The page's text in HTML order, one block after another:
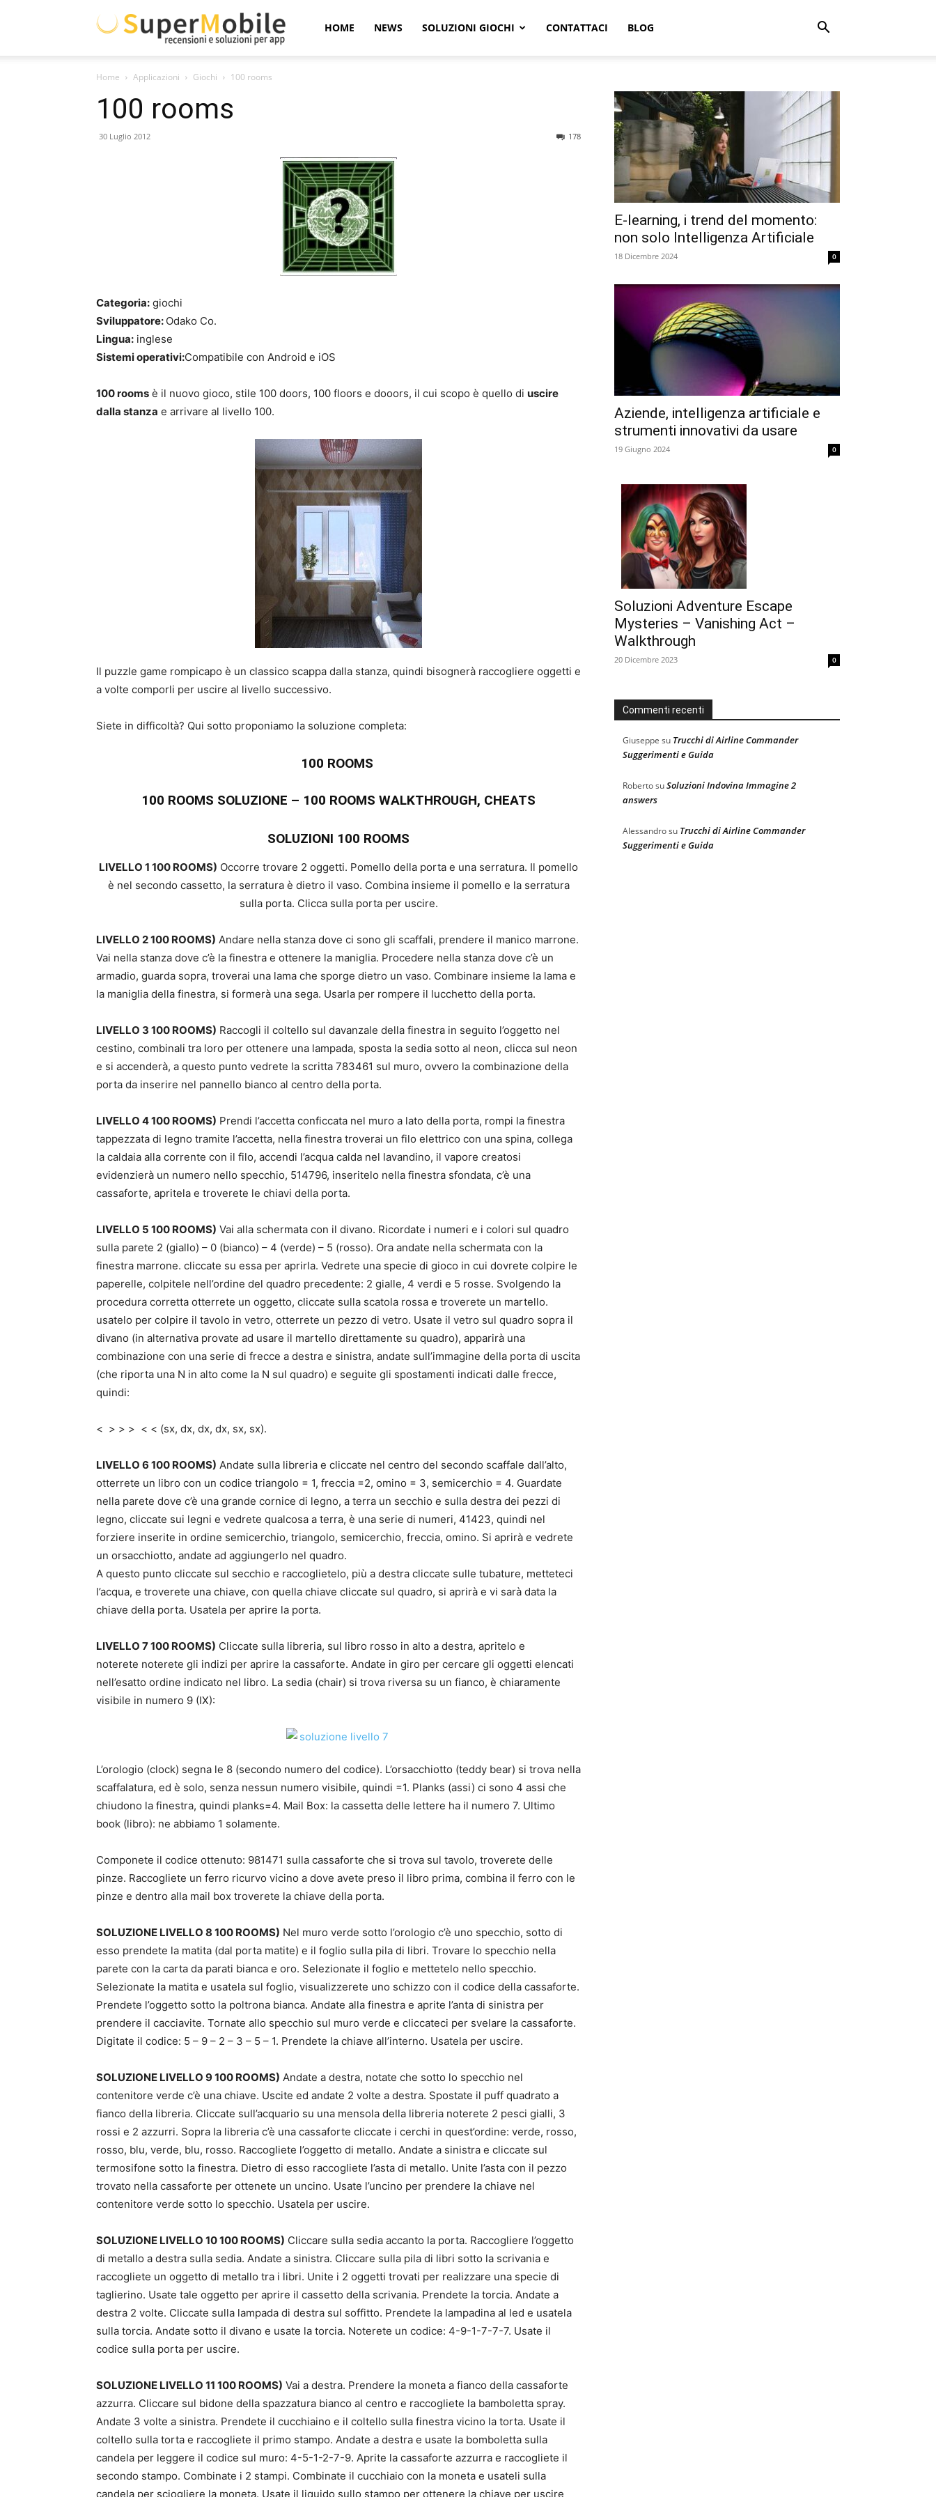
Super HOME NEWS SOLUZIONI GIOCHI CONTATTACI BLOG
Home Applicazioni Giochi 100 rooms
100 rooms
30 Luglio 2012 178
Categoria: giochi
Sviluppatore: Odako Co.
Lingua: inglese
Sistemi operativi:Compatibile con Android e iOS
100 rooms è il nuovo gioco, stile 100 doors, 100 floors e dooors, il cui scopo è quello di uscire
dalla stanza e arrivare al livello 100.
Il puzzle game rompicapo è un classico scappa dalla stanza, quindi bisognerà raccogliere oggetti e
a volte comporli per uscire al livello successivo.
Siete in difficoltà? Qui sotto proponiamo la soluzione completa:
100 ROOMS
100 ROOMS SOLUZIONE – 100 ROOMS WALKTHROUGH, CHEATS
SOLUZIONI 100 ROOMS
LIVELLO 1 100 ROOMS) Occorre trovare 2 oggetti. Pomello della porta e una serratura. Il pomello
è nel secondo cassetto, la serratura è dietro il vaso. Combina insieme il pomello e la serratura
sulla porta. Clicca sulla porta per uscire.
LIVELLO 2 100 ROOMS) Andare nella stanza dove ci sono gli scaffali, prendere il manico marrone.
Vai nella stanza dove c’è la finestra e ottenere la maniglia. Procedere nella stanza dove c’è un
armadio, guarda sopra, troverai una lama che sporge dietro un vaso. Combinare insieme la lama e
la maniglia della finestra, si formerà una sega. Usarla per rompere il lucchetto della porta.
LIVELLO 3 100 ROOMS) Raccogli il coltello sul davanzale della finestra in seguito l’oggetto nel
cestino, combinali tra loro per ottenere una lampada, sposta la sedia sotto al neon, clicca sul neon
e si accenderà, a questo punto vedrete la scritta 783461 sul muro, ovvero la combinazione della
porta da inserire nel pannello bianco al centro della porta.
LIVELLO 4 100 ROOMS) Prendi l’accetta conficcata nel muro a lato della porta, rompi la finestra
tappezzata di legno tramite l’accetta, nella finestra troverai un filo elettrico con una spina, collega
la caldaia alla corrente con il filo, accendi l’acqua calda nel lavandino, il vapore creatosi
evidenzierà un numero nello specchio, 514796, inseritelo nella finestra sfondata, c’è una
cassaforte, apritela e troverete le chiavi della porta.
LIVELLO 5 100 ROOMS) Vai alla schermata con il divano. Ricordate i numeri e i colori sul quadro
sulla parete 2 (giallo) – 0 (bianco) – 4 (verde) – 5 (rosso). Ora andate nella schermata con la
finestra marrone. cliccate su essa per aprirla. Vedrete una specie di gioco in cui dovrete colpire le
paperelle, colpitele nell’ordine del quadro precedente: 2 gialle, 4 verdi e 5 rosse. Svolgendo la
procedura corretta otterrete un oggetto, cliccate sulla scatola rossa e troverete un martello.
usatelo per colpire il tavolo in vetro, otterrete un pezzo di vetro. Usate il vetro sul quadro sopra il
divano (in alternativa provate ad usare il martello direttamente su quadro), apparirà una
combinazione con una serie di frecce a destra e sinistra, andate sull’immagine della porta di uscita
(che riporta una N in alto come la N sul quadro) e seguite gli spostamenti indicati dalle frecce,
quindi:
< > > > < < (sx, dx, dx, dx, sx, sx).
LIVELLO 6 100 ROOMS) Andate sulla libreria e cliccate nel centro del secondo scaffale dall’alto,
otterrete un libro con un codice triangolo = 1, freccia =2, omino = 3, semicerchio = 4. Guardate
nella parete dove c’è una grande cornice di legno, a terra un secchio e sulla destra dei pezzi di
legno, cliccate sui legni e vedrete qualcosa a terra, è una serie di numeri, 41423, quindi nel
forziere inserite in ordine semicerchio, triangolo, semicerchio, freccia, omino. Si aprirà e vedrete
un orsacchiotto, andate ad aggiungerlo nel quadro.
A questo punto cliccate sul secchio e raccoglietelo, più a destra cliccate sulle tubature, metteteci
l’acqua, e troverete una chiave, con quella chiave cliccate sul quadro, si aprirà e vi sarà data la
chiave della porta. Usatela per aprire la porta.
LIVELLO 7 100 ROOMS) Cliccate sulla libreria, sul libro rosso in alto a destra, apritelo e
noterete noterete gli indizi per aprire la cassaforte. Andate in giro per cercare gli oggetti elencati
nell’esatto ordine indicato nel libro. La sedia (chair) si trova riversa su un fianco, è chiaramente
visibile in numero 9 (IX):
L’orologio (clock) segna le 8 (secondo numero del codice). L’orsacchiotto (teddy bear) si trova nella
scaffalatura, ed è solo, senza nessun numero visibile, quindi =1. Planks (assi) ci sono 4 assi che
chiudono la finestra, quindi planks=4. Mail Box: la cassetta delle lettere ha il numero 7. Ultimo
book (libro): ne abbiamo 1 solamente.
Componete il codice ottenuto: 981471 sulla cassaforte che si trova sul tavolo, troverete delle
pinze. Raccogliete un ferro ricurvo vicino a dove avete preso il libro prima, combina il ferro con le
pinze e dentro alla mail box troverete la chiave della porta.
SOLUZIONE LIVELLO 8 100 ROOMS) Nel muro verde sotto l’orologio c’è uno specchio, sotto di
esso prendete la matita (dal porta matite) e il foglio sulla pila di libri. Trovare lo specchio nella
parete con la carta da parati bianca e oro. Selezionate il foglio e mettetelo nello specchio.
Selezionate la matita e usatela sul foglio, visualizzerete uno schizzo con il codice della cassaforte.
Prendete l’oggetto sotto la poltrona bianca. Andate alla finestra e aprite l’anta di sinistra per
prendere il cacciavite. Tornate allo specchio sul muro verde e cliccateci per svelare la cassaforte.
Digitate il codice: 5 – 9 – 2 – 3 – 5 – 1. Prendete la chiave all’interno. Usatela per uscire.
SOLUZIONE LIVELLO 9 100 ROOMS) Andate a destra, notate che sotto lo specchio nel
contenitore verde c’è una chiave. Uscite ed andate 2 volte a destra. Spostate il puff quadrato a
fianco della libreria. Cliccate sull’acquario su una mensola della libreria noterete 2 pesci gialli, 3
rossi e 2 azzurri. Sopra la libreria c’è una cassaforte cliccate i cerchi in quest’ordine: verde, rosso,
rosso, blu, verde, blu, rosso. Raccogliete l’oggetto di metallo. Andate a sinistra e cliccate sul
termosifone sotto la finestra. Dietro di esso raccogliete l’asta di metallo. Unite l’asta con il pezzo
trovato nella cassaforte per ottenete un uncino. Usate l’uncino per prendere la chiave nel
contenitore verde sotto lo specchio. Usatela per uscire.
SOLUZIONE LIVELLO 10 100 ROOMS) Cliccare sulla sedia accanto la porta. Raccogliere l’oggetto
di metallo a destra sulla sedia. Andate a sinistra. Cliccare sulla pila di libri sotto la scrivania e
raccogliete un oggetto di metallo tra i libri. Unite i 2 oggetti trovati per realizzare una specie di
taglierino. Usate tale oggetto per aprire il cassetto della scrivania. Prendete la torcia. Andate a
destra 2 volte. Cliccate sulla lampada di destra sul soffitto. Prendete la lampadina al led e usatela
sulla torcia. Andate sotto il divano e usate la torcia. Noterete un codice: 4-9-1-7-7-7. Usate il
codice sulla porta per uscire.
SOLUZIONE LIVELLO 11 100 ROOMS) Vai a destra. Prendere la moneta a fianco della cassaforte
azzurra. Cliccare sul bidone della spazzatura bianco al centro e raccogliete la bamboletta spray.
Andate 3 volte a sinistra. Prendete il cucchiaino e il coltello sulla finestra vicino la torta. Usate il
coltello sulla torta e raccogliete il primo stampo. Andate a destra e usate la bomboletta sulla
candela per leggere il codice sul muro: 4-5-1-2-7-9. Aprite la cassaforte azzurra e raccogliete il
secondo stampo. Combinate i 2 stampi. Combinate il cucchiaio con la moneta e usateli sulla
candela per sciogliere la moneta. Usate il liquido sullo stampo per ottenere la chiave per uscire
E-learning, i trend del momento:
non solo Intelligenza Artificiale
18 Dicembre 2024 0
Aziende, intelligenza artificiale e
strumenti innovativi da usare
19 Giugno 2024 0
Soluzioni Adventure Escape
Mysteries – Vanishing Act –
Walkthrough
20 Dicembre 2023 0
Commenti recenti
Giuseppe su Trucchi di Airline Commander
Suggerimenti e Guida
RobertosuSoluzioni Indovina Immagine 2
answers
Alessandrosu Trucchi di Airline Commander
Suggerimenti e Guida